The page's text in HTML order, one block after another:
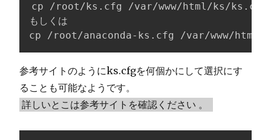
cp /root/ks.cfg /var/www/html/ks/ks.cfg
もしくは
cp /root/anaconda-ks.cfg /var/www/html/
参考サイトのようにks.cfgを何個かにして選択にす
ることも可能なようです。
詳しいとこは参考サイトを確認ください 。